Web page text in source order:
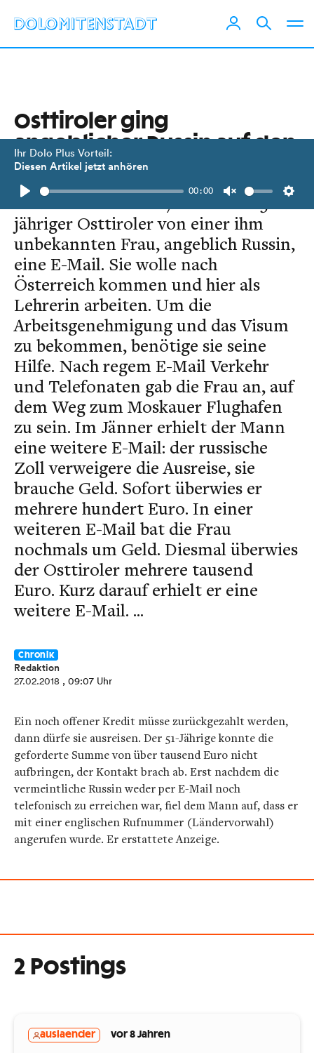
Ihr Dolo Plus Vorteil:
Diesen Artikel jetzt anhören
Play
00:00
Unmute
Osttiroler ging
angeblicher Russin auf den
Leim
Ende Dezember 2017 erhielt ein 51-
jähriger Osttiroler von einer ihm
unbekannten Frau, angeblich Russin,
eine E-Mail. Sie wolle nach
Österreich kommen und hier als
Lehrerin arbeiten. Um die
Arbeitsgenehmigung und das Visum
zu bekommen, benötige sie seine
Hilfe. Nach regem E-Mail Verkehr
und Telefonaten gab die Frau an, auf
dem Weg zum Moskauer Flughafen
zu sein. Im Jänner erhielt der Mann
eine weitere E-Mail: der russische
Zoll verweigere die Ausreise, sie
brauche Geld. Sofort überwies er
mehrere hundert Euro. In einer
weiteren E-Mail bat die Frau
nochmals um Geld. Diesmal überwies
der Osttiroler mehrere tausend
Euro. Kurz darauf erhielt er eine
weitere E-Mail. ...
Chronik
Redaktion
27.02.2018 , 09:07 Uhr
Ein noch offener Kredit müsse zurückgezahlt werden,
dann dürfe sie ausreisen. Der 51-Jährige konnte die
geforderte Summe von über tausend Euro nicht
aufbringen, der Kontakt brach ab. Erst nachdem die
vermeintliche Russin weder per E-Mail noch
telefonisch zu erreichen war, fiel dem Mann auf, dass er
mit einer englischen Rufnummer (Ländervorwahl)
angerufen wurde. Er erstattete Anzeige.
2 Postings
auslaender vor 8 Jahren